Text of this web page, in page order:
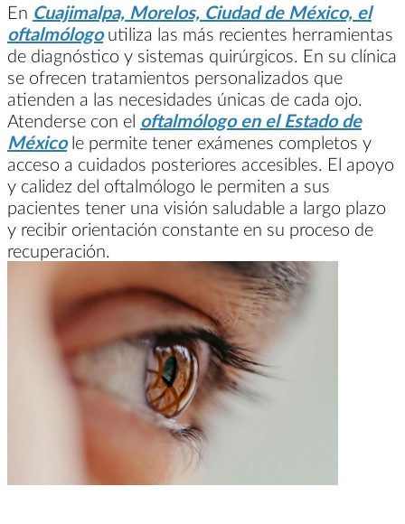
En Cuajimalpa, Morelos, Ciudad de México, el
oftalmólogoutiliza las más recientes herramientas
de diagnóstico y sistemas quirúrgicos. En su clínica
se ofrecen tratamientos personalizados que
atienden a las necesidades únicas de cada ojo.
Atenderse con el oftalmólogo en el Estado de
Méxicole permite tener exámenes completos y
acceso a cuidados posteriores accesibles. El apoyo
y calidez del oftalmólogo le permiten a sus
pacientes tener una visión saludable a largo plazo
y recibir orientación constante en su proceso de
recuperación.